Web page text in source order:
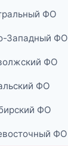
ФО
Западный ФО
ФО
ФО
ФО
ФО